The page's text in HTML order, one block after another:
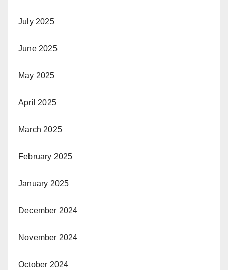
July 2025
June 2025
May 2025
April 2025
March 2025
February 2025
January 2025
December 2024
November 2024
October 2024